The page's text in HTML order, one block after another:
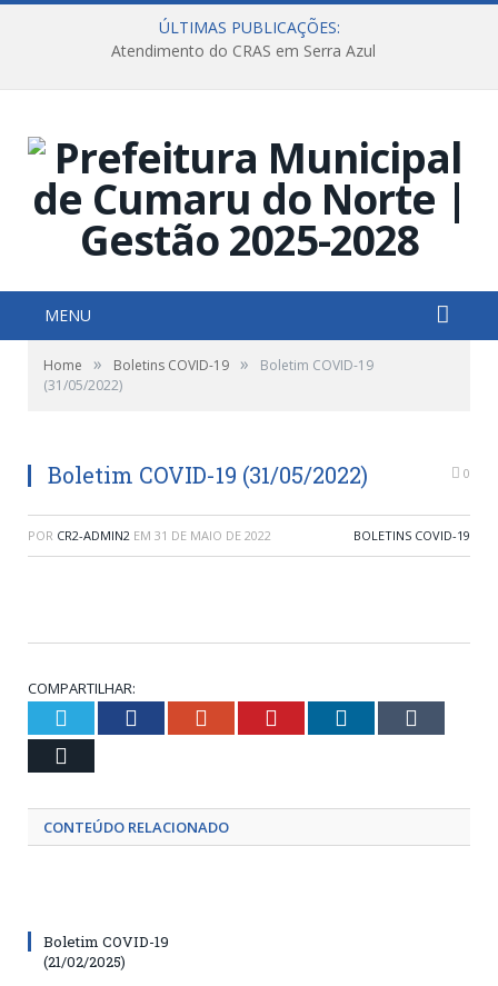
ÚLTIMAS PUBLICAÇÕES:
Atendimento do CRAS em Serra Azul
MENU
Home » Boletins COVID-19 »
Boletim COVID-19
(31/05/2022)
Boletim COVID-19 (31/05/2022) 0
POR CR2-ADMIN2 EM 31 DE MAIO DE 2022 BOLETINS COVID-19
COMPARTILHAR:
Twitter Facebook Google+ Pinterest LinkedIn
CONTEÚDO RELACIONADO
Boletim COVID-19
(21/02/2025)